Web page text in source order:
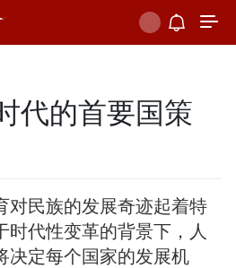
代的首要国策
对民族的发展奇迹起着特
时代性变革的背景下，人
决定每个国家的发展机